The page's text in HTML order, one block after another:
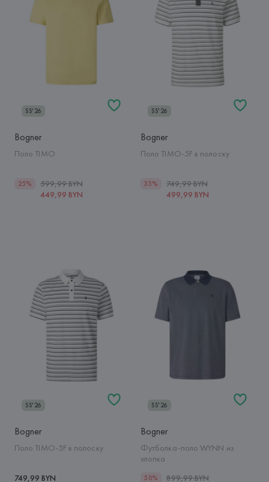
SS'26
Bogner
Поло TIMO
25%
599,99 BYN
449,99 BYN
SS'26
Bogner
Поло TIMO-5F в полоску
35%
749,99 BYN
499,99 BYN
SS'26
Bogner
Поло TIMO-5F в полоску
749,99 BYN
SS'26
Bogner
Футболка-поло WYNN из
хлопка
50% 899,99 BYN